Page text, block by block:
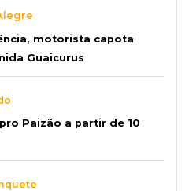
motorista capota
Guaicurus
Paizão a partir de 10